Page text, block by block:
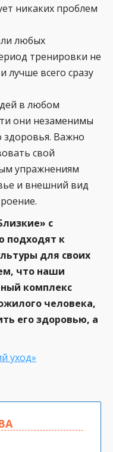
никаких проблем
любых
тренировки не
лучше всего сразу
в любом
они незаменимы
здоровья. Важно
свой
упражнениям
и внешний вид
с
подходят к
для своих
что наши
комплекс
человека,
его здоровью, а
уход»